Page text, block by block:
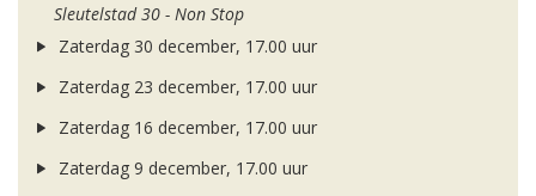
Sleutelstad 30 - Non Stop
Zaterdag 30 december, 17.00 uur
Zaterdag 23 december, 17.00 uur
Zaterdag 16 december, 17.00 uur
Zaterdag 9 december, 17.00 uur